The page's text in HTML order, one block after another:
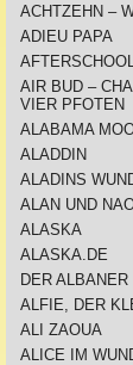
ACHTZEHN –
ADIEU PAPA
AFTERSCHOOL
AIR BUD –
VIER PFOTEN
ALABAMA
ALADDIN
ALADINS
ALAN UND
ALASKA
ALASKA.DE
DER ALBANER
ALFIE, DER
ALI ZAOUA
ALICE IM